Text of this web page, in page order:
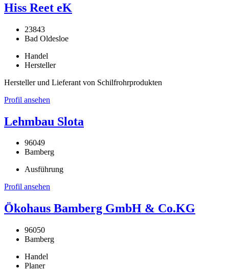
Hiss Reet eK
23843
Bad Oldesloe
Handel
Hersteller
Hersteller und Lieferant von Schilfrohrprodukten
Profil ansehen
Lehmbau Slota
96049
Bamberg
Ausführung
Profil ansehen
Ökohaus Bamberg GmbH & Co.KG
96050
Bamberg
Handel
Planer